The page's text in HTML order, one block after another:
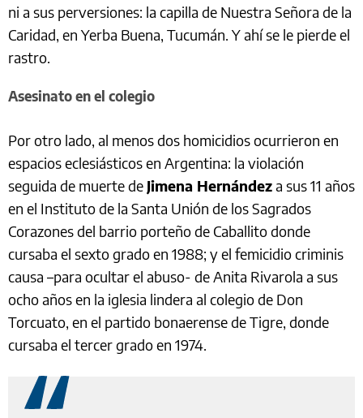
ni a sus perversiones: la capilla de Nuestra Señora de la
Caridad, en Yerba Buena, Tucumán. Y ahí se le pierde el
rastro.
Asesinato en el colegio
Por otro lado, al menos dos homicidios ocurrieron en
espacios eclesiásticos en Argentina: la violación
seguida de muerte de Jimena Hernándeza sus 11 años
en el Instituto de la Santa Unión de los Sagrados
Corazones del barrio porteño de Caballito donde
cursaba el sexto grado en 1988; y el femicidio criminis
causa –para ocultar el abuso- de Anita Rivarola a sus
ocho años en la iglesia lindera al colegio de Don
Torcuato, en el partido bonaerense de Tigre, donde
cursaba el tercer grado en 1974.